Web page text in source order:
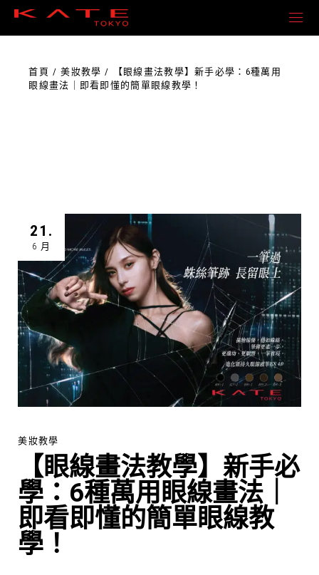
首頁 美妝教學
【眼線畫法教學】新手必學：6種萬用
眼線畫法｜即看即懂的簡單眼線教學！
21.
6 月
美妝教學
【眼線畫法教學】新手必
學：6種萬用眼線畫法｜
即看即懂的簡單眼線教
學！